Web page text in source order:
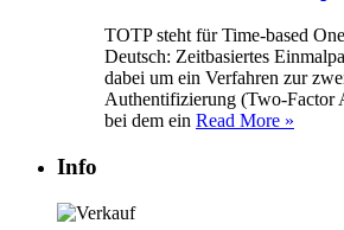
TOTP steht für Time-based
Deutsch: Zeitbasiertes
dabei um ein Verfahren zur
Authentifizierung (Two-Factor
bei dem ein Read More »
Info